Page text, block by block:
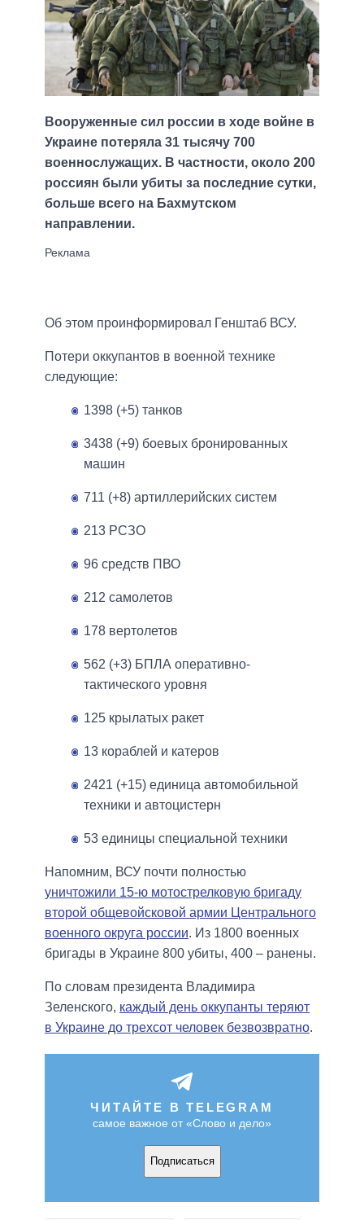
Вооруженные сил россии в ходе войне в
Украине потеряла 31 тысячу 700
военнослужащих. В частности, около 200
россиян были убиты за последние сутки,
больше всего на Бахмутском
направлении.
Об этом проинформировал Генштаб ВСУ.
Потери оккупантов в военной технике
следующие:
1398 (+5) танков
3438 (+9) боевых бронированных
машин
711 (+8) артиллерийских систем
213 РСЗО
96 средств ПВО
212 самолетов
178 вертолетов
562 (+3) БПЛА оперативно-
тактического уровня
125 крылатых ракет
13 кораблей и катеров
2421 (+15) единица автомобильной
техники и автоцистерн
53 единицы специальной техники
Напомним, ВСУ почти полностью
уничтожили 15-ю мотострелковую бригаду
второй общевойсковой армии Центрального
военного округа россии. Из 1800 военных
бригады в Украине 800 убиты, 400 – ранены.
По словам президента Владимира
Зеленского, каждый день оккупанты теряют
в Украине до трехсот человек безвозвратно.
ЧИТАЙТЕ В TELEGRAM
самое важное от «Слово и дело»
Подписаться